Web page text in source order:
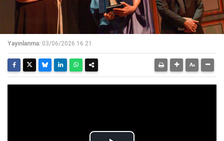
Yayınlanma: 03/06/2026 16:21